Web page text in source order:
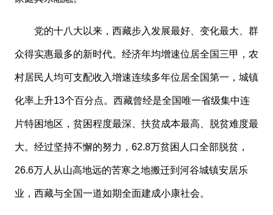
党的十八大以来，西藏步入发展最好、变化最大、群
众得实惠最多的新时代。经济年均增速位居全国三甲，农
村居民人均可支配收入增速连续多年位居全国第一，城镇
化率上升13个百分点。西藏曾经是全国唯一省级集中连
片特困地区，贫困程度最深、扶贫成本最高、脱贫难度最
大。经过坚持不懈的努力，62.8万贫困人口全部脱贫，
26.6万人从山高地远的苦寒之地搬迁到河谷城镇安居乐
业，西藏与全国一道如期全面建成小康社会。